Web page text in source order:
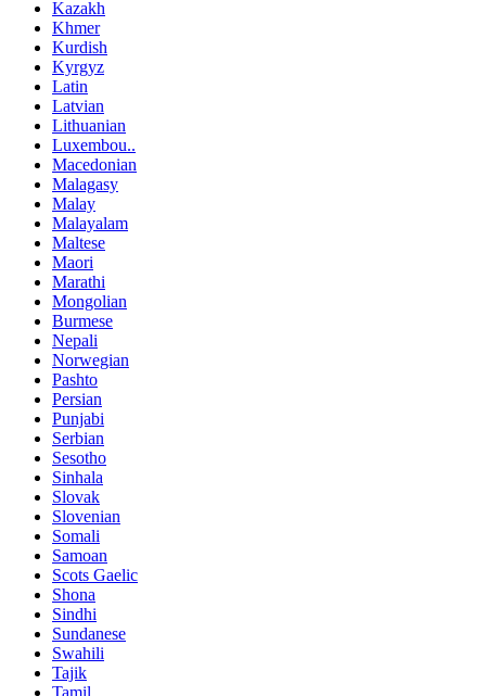
Kazakh
Khmer
Kurdish
Kyrgyz
Latin
Latvian
Lithuanian
Luxembou..
Macedonian
Malagasy
Malay
Malayalam
Maltese
Maori
Marathi
Mongolian
Burmese
Nepali
Norwegian
Pashto
Persian
Punjabi
Serbian
Sesotho
Sinhala
Slovak
Slovenian
Somali
Samoan
Scots Gaelic
Shona
Sindhi
Sundanese
Swahili
Tajik
Tamil